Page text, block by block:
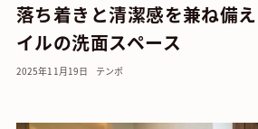
落ち着きと清潔感を兼ね備
イルの洗面スペース
2025年11月19日 テンポ